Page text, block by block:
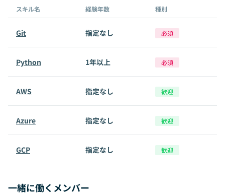
スキル名 経験年数 種別
Git 指定なし 必須
Python 1年以上 必須
AWS 指定なし 歓迎
Azure 指定なし 歓迎
GCP 指定なし 歓迎
一緒に働くメンバー